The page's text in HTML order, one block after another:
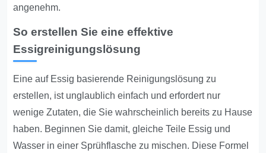
angenehm.
So erstellen Sie eine effektive
Essigreinigungslösung
Eine auf Essig basierende Reinigungslösung zu
erstellen, ist unglaublich einfach und erfordert nur
wenige Zutaten, die Sie wahrscheinlich bereits zu Hause
haben. Beginnen Sie damit, gleiche Teile Essig und
Wasser in einer Sprühflasche zu mischen. Diese Formel